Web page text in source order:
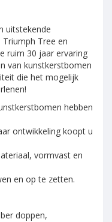
uitstekende
Tree en
ruim 30 jaar ervaring
van kunstkerstbomen
die het mogelijk
hebben
ontwikkeling koopt u
vormvast en
en op te zetten.
doppen,